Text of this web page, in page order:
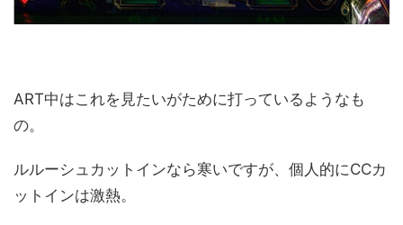
ART中はこれを見たいがために打っているようなも
の。
ルルーシュカットインなら寒いですが、個人的にCCカ
ットインは激熱。